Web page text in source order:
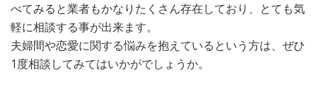
べてみると業者もかなりたくさん存在しており、とても気
軽に相談する事が出来ます。
夫婦間や恋愛に関する悩みを抱えているという方は、ぜひ
1度相談してみてはいかがでしょうか。